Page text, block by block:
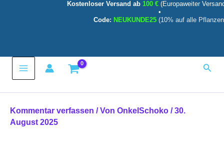
Kostenloser Versand ab 100 € (Europaweiter
•
Code: NEUKUNDE25 (10% auf alle
Main
Menu
Kommentar verfassen / Von OnkelSchoko /30.
August 2025